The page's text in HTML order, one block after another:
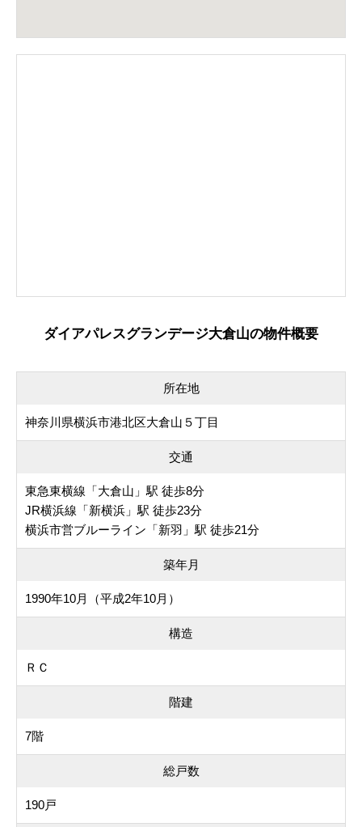
ダイアパレスグランデージ大倉山の物件概要
所在地
神奈川県横浜市港北区大倉山５丁目
交通
東急東横線「大倉山」駅 徒歩8分
JR横浜線「新横浜」駅 徒歩23分
横浜市営ブルーライン「新羽」駅 徒歩21分
築年月
1990年10月（平成2年10月）
構造
ＲＣ
階建
7階
総戸数
190戸